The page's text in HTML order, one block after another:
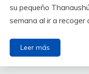
su pequeño
semana al ir a recoger
Leer más